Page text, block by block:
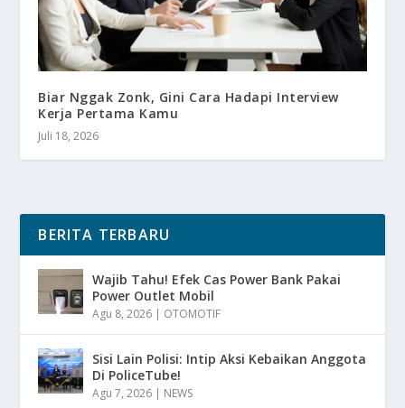
Biar Nggak Zonk, Gini Cara Hadapi Interview
Kerja Pertama Kamu
Juli 18, 2026
BERITA TERBARU
Wajib Tahu! Efek Cas Power Bank Pakai
Power Outlet Mobil
Agu 8, 2026 | OTOMOTIF
Sisi Lain Polisi: Intip Aksi Kebaikan Anggota
Di PoliceTube!
Agu 7, 2026 | NEWS